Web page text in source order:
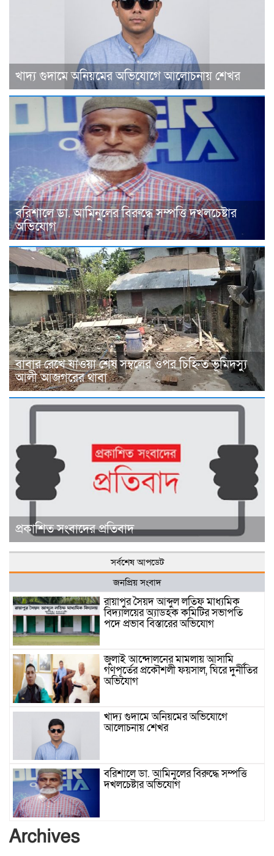
খাদ্য গুদামে অনিয়মের অভিযোগে আলোচনায় শেখর
বরিশালে ডা. আমিনুলের বিরুদ্ধে সম্পত্তি দখলচেষ্টার
অভিযোগ
বাবার রেখে যাওয়া শেষ সম্বলের ওপর চিহ্নিত ভূমিদস্যু
আলী আজগরের থাবা
প্রকাশিত সংবাদের প্রতিবাদ
সর্বশেষ আপডেট
জনপ্রিয় সংবাদ
রায়াপুর সৈয়দ আব্দুল লতিফ মাধ্যমিক
বিদ্যালয়ের অ্যাডহক কমিটির সভাপতি
পদে প্রভাব বিস্তারের অভিযোগ
জুলাই আন্দোলনের মামলায় আসামি
গণপূর্তের প্রকৌশলী ফয়সাল, ঘিরে দুর্নীতির
অভিযোগ
খাদ্য গুদামে অনিয়মের অভিযোগে
আলোচনায় শেখর
বরিশালে ডা. আমিনুলের বিরুদ্ধে সম্পত্তি
দখলচেষ্টার অভিযোগ
Archives